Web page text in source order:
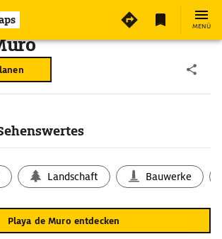
MENÜ
Landschaft Bauwerke
Playa de Muro entdecken